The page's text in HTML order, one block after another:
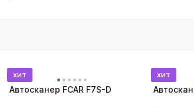
хит
Автосканер FCAR F7S-D
хит